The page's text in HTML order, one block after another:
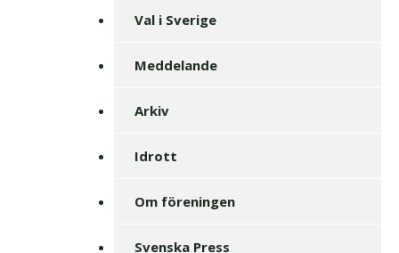
Val i Sverige
Meddelande
Arkiv
Idrott
Om föreningen
Svenska Press